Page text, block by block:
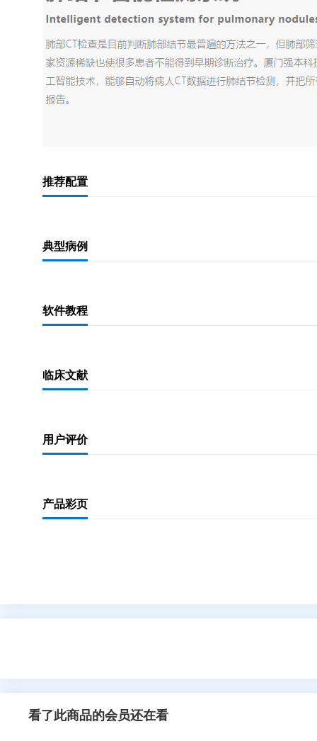
推荐配置
典型病例
软件教程
临床文献
用户评价
产品彩页
看了此商品的会员还在看